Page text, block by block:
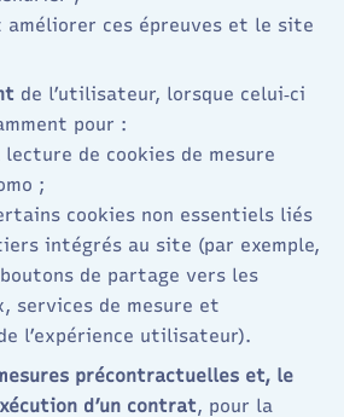
améliorer ces épreuves et le site
de l’utilisateur, lorsque celui‑ci
pour :
de cookies de mesure
;
cookies non essentiels liés
intégrés au site (par exemple,
de partage vers les
services de mesure et
l’expérience utilisateur).
précontractuelles et, le
d’un contrat, pour la